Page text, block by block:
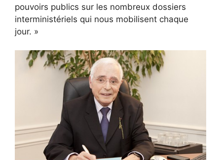
pouvoirs publics sur les nombreux dossiers
interministériels qui nous mobilisent chaque
jour. »